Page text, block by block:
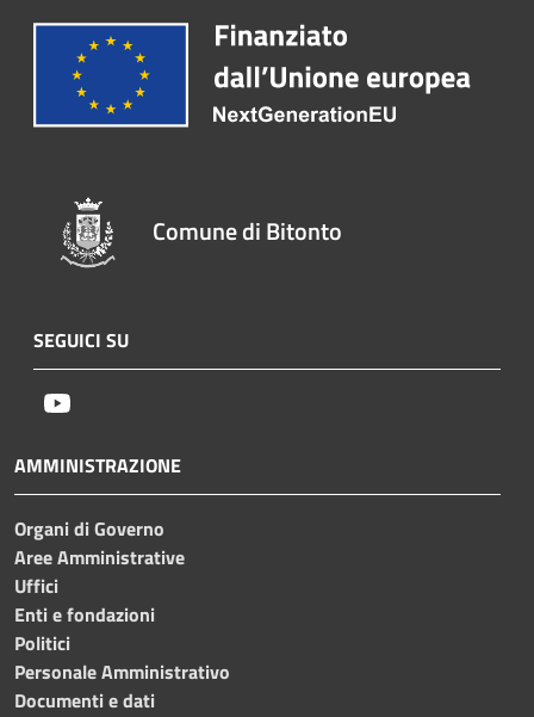
Comune di Bitonto
SEGUICI SU
AMMINISTRAZIONE
Organi di Governo
Aree Amministrative
Uffici
Enti e fondazioni
Politici
Personale Amministrativo
Documenti e dati